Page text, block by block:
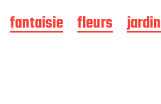
fantaisie fleurs
jardin